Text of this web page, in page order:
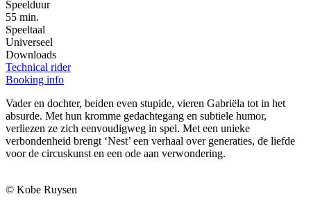
Speelduur
55 min.
Speeltaal
Universeel
Downloads
Technical rider
Booking info
Vader en dochter, beiden even stupide, vieren Gabriëla tot in het
absurde. Met hun kromme gedachtegang en subtiele humor,
verliezen ze zich eenvoudigweg in spel. Met een unieke
verbondenheid brengt ‘Nest’ een verhaal over generaties, de liefde
voor de circuskunst en een ode aan verwondering.
© Kobe Ruysen